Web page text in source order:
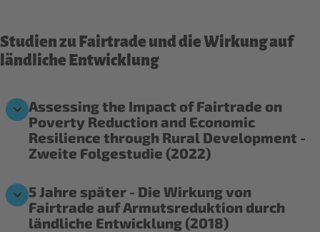
Studien zu Fairtrade und die Wirkung auf
ländliche Entwicklung
Assessing the Impact of Fairtrade on
Poverty Reduction and Economic
Resilience through Rural Development -
Zweite Folgestudie (2022)
5 Jahre später - Die Wirkung von
Fairtrade auf Armutsreduktion durch
ländliche Entwicklung (2018)